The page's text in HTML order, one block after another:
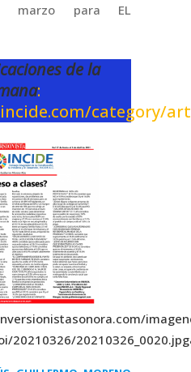
para EL
de la
:
category/
20210326/